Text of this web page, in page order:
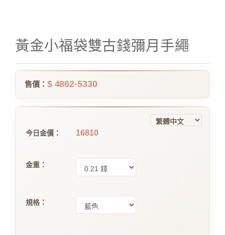
黃金小福袋雙古錢彌月手繩
售價： $ 4862-5330
今日金價： 16810
金重：
規格：